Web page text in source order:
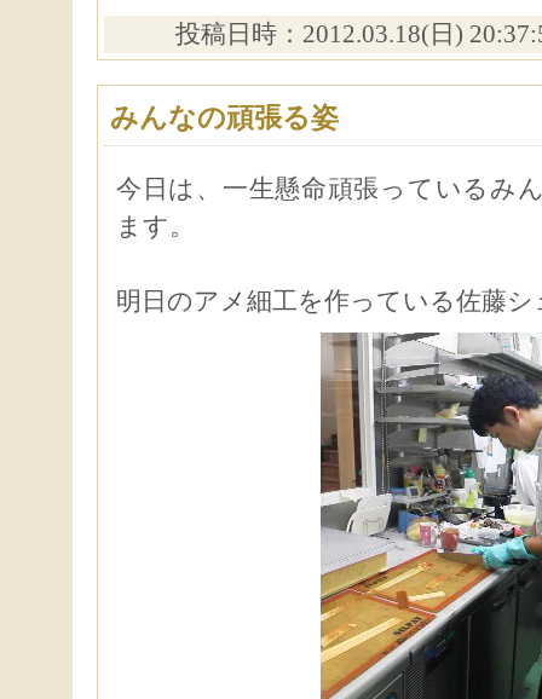
投稿日時：2012.03.18(日)
みんなの頑張る姿
今日は、一生懸命頑張っているみ
ます。
明日のアメ細工を作っている佐藤シ